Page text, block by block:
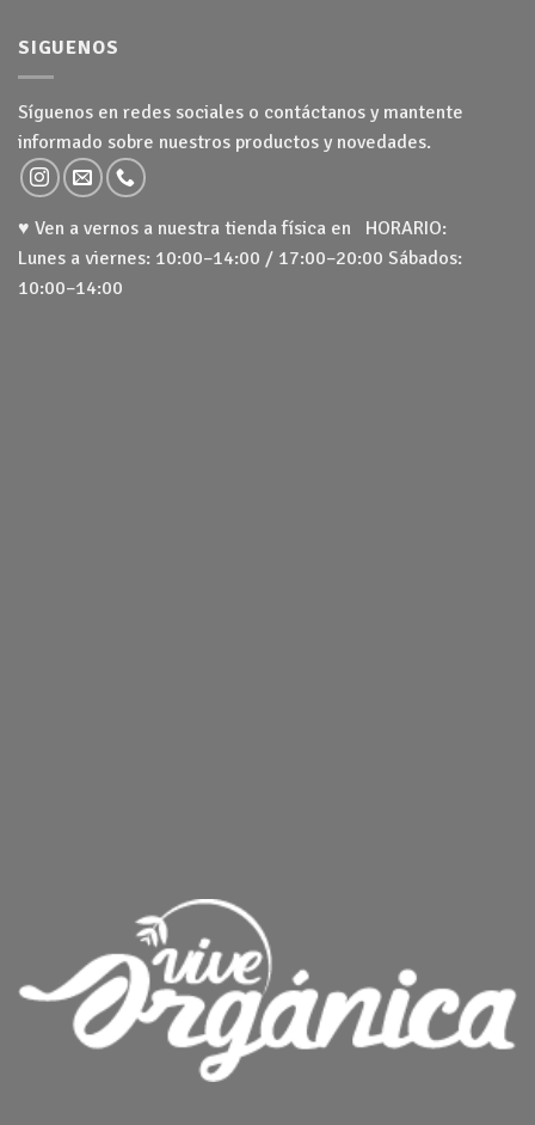
SIGUENOS
Síguenos en redes sociales o contáctanos y mantente
informado sobre nuestros productos y novedades.
♥ Ven a vernos a nuestra tienda física en HORARIO:
Lunes a viernes: 10:00–14:00 / 17:00–20:00 Sábados:
10:00–14:00